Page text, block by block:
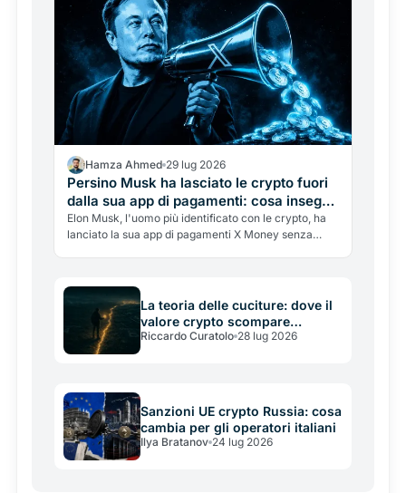
Hamza Ahmed 29 lug 2026
Persino Musk ha lasciato le crypto fuori
dalla sua app di pagamenti: cosa insegna
il lancio di X Money
Elon Musk, l'uomo più identificato con le crypto, ha
lanciato la sua app di pagamenti X Money senza
La teoria delle cuciture: dove il
valore crypto scompare
davvero (e perché non è dove
Riccardo Curatolo 28 lug 2026
Sanzioni UE crypto Russia: cosa
cambia per gli operatori italiani
Ilya Bratanov 24 lug 2026